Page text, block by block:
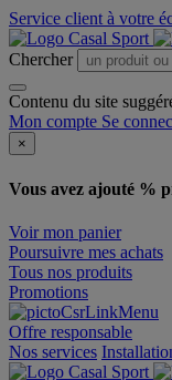
Service client à votre
Chercher
Contenu du site
Mon compte Se
×
Vous avez ajouté %
Voir mon panier
Poursuivre mes achats
Tous nos produits
Promotions
Offre responsable
Nos services